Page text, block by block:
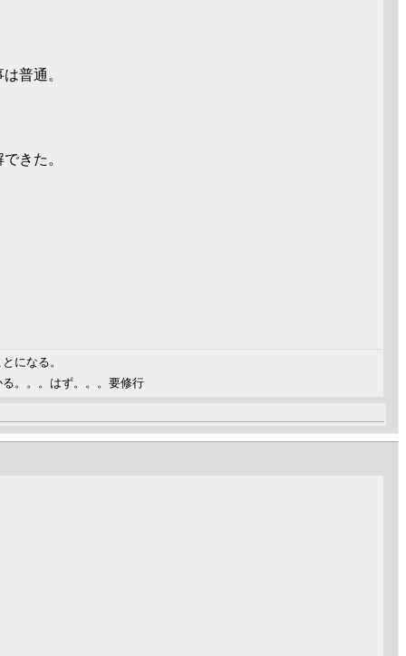
普通。
きた。
になる。
。。。はず。。。要修行